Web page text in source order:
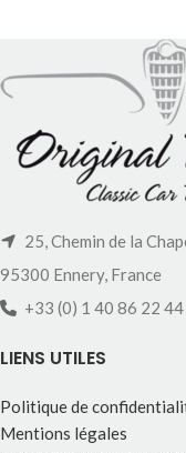
25, Chemin de la
95300 Ennery, France
+33 (0) 1 40 86 22 44
LIENS UTILES
Politique de
Mentions légales